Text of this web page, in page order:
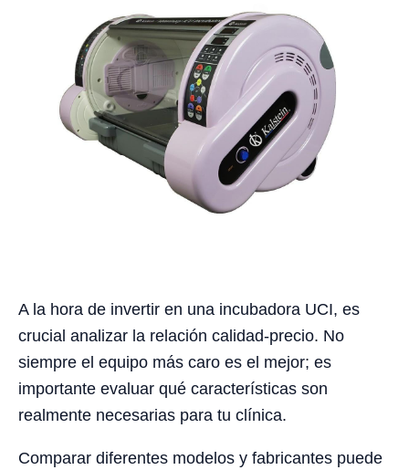
A la hora de invertir en una incubadora UCI, es
crucial analizar la relación calidad-precio. No
siempre el equipo más caro es el mejor; es
importante evaluar qué características son
realmente necesarias para tu clínica.
Comparar diferentes modelos y fabricantes puede